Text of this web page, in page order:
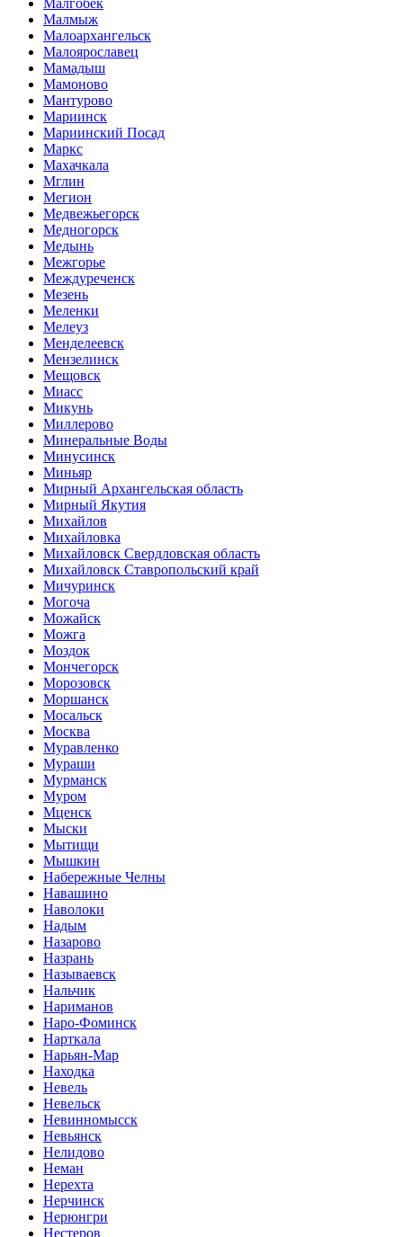
Малгобек
Малмыж
Малоархангельск
Малоярославец
Мамадыш
Мамоново
Мантурово
Мариинск
Мариинский Посад
Маркс
Махачкала
Мглин
Мегион
Медвежьегорск
Медногорск
Медынь
Межгорье
Междуреченск
Мезень
Меленки
Мелеуз
Менделеевск
Мензелинск
Мещовск
Миасс
Микунь
Миллерово
Минеральные Воды
Минусинск
Миньяр
Мирный Архангельская область
Мирный Якутия
Михайлов
Михайловка
Михайловск Свердловская область
Михайловск Ставропольский край
Мичуринск
Могоча
Можайск
Можга
Моздок
Мончегорск
Морозовск
Моршанск
Мосальск
Москва
Муравленко
Мураши
Мурманск
Муром
Мценск
Мыски
Мытищи
Мышкин
Набережные Челны
Навашино
Наволоки
Надым
Назарово
Назрань
Называевск
Нальчик
Нариманов
Наро-Фоминск
Нарткала
Нарьян-Мар
Находка
Невель
Невельск
Невинномысск
Невьянск
Нелидово
Неман
Нерехта
Нерчинск
Нерюнгри
Нестеров